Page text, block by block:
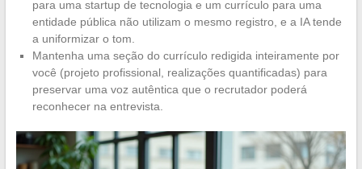
para uma startup de tecnologia e um currículo para uma
entidade pública não utilizam o mesmo registro, e a IA tende
a uniformizar o tom.
Mantenha uma seção do currículo redigida inteiramente por
você (projeto profissional, realizações quantificadas) para
preservar uma voz autêntica que o recrutador poderá
reconhecer na entrevista.